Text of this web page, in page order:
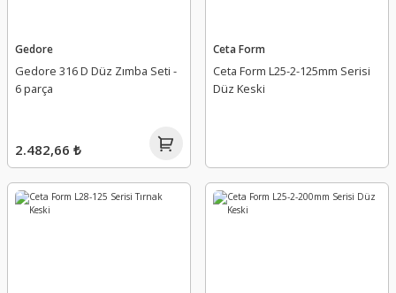
Gedore
Gedore 316 D Düz Zımba Seti -
6 parça
2.482,66 ₺
Ceta Form
Ceta Form L25-2-125mm Serisi
Düz Keski